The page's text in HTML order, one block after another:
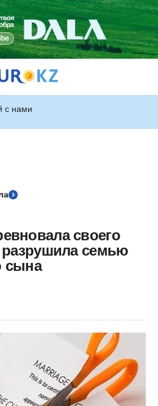
с нами
своего
разрушила семью
сына